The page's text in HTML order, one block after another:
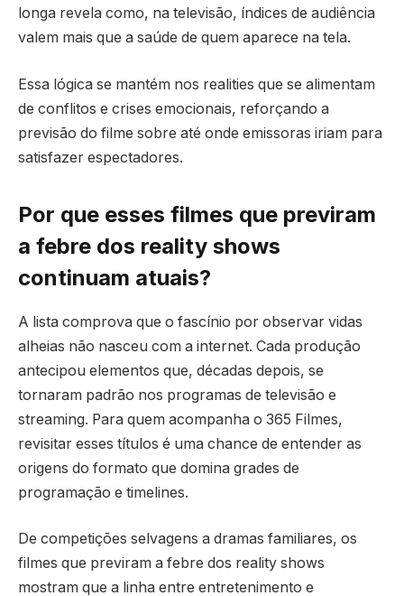
longa revela como, na televisão, índices de audiência
valem mais que a saúde de quem aparece na tela.
Essa lógica se mantém nos realities que se alimentam
de conflitos e crises emocionais, reforçando a
previsão do filme sobre até onde emissoras iriam para
satisfazer espectadores.
Por que esses filmes que previram
a febre dos reality shows
continuam atuais?
A lista comprova que o fascínio por observar vidas
alheias não nasceu com a internet. Cada produção
antecipou elementos que, décadas depois, se
tornaram padrão nos programas de televisão e
streaming. Para quem acompanha o 365 Filmes,
revisitar esses títulos é uma chance de entender as
origens do formato que domina grades de
programação e timelines.
De competições selvagens a dramas familiares, os
filmes que previram a febre dos reality shows
mostram que a linha entre entretenimento e